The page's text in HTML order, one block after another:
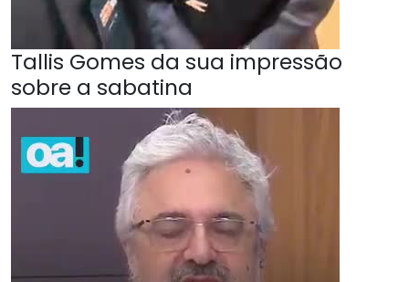
Tallis Gomes da sua impressão
sobre a sabatina